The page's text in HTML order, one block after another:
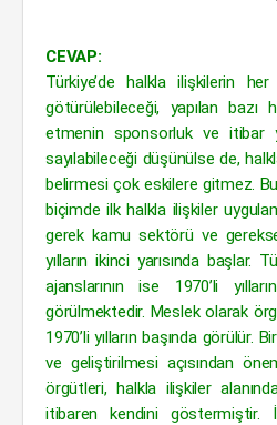
CEVAP:
Türkiye’de halkla ilişkilerin
götürülebileceği, yapılan bazı
etmenin sponsorluk ve itibar
sayılabileceği düşünülse de,
belirmesi çok eskilere gitmez.
biçimde ilk halkla ilişkiler
gerek kamu sektörü ve
yılların ikinci yarısında başlar.
ajanslarının ise 1970’li
görülmektedir. Meslek olarak
1970’li yılların başında görülür.
ve geliştirilmesi açısından
örgütleri, halkla ilişkiler
itibaren kendini göstermiştir.